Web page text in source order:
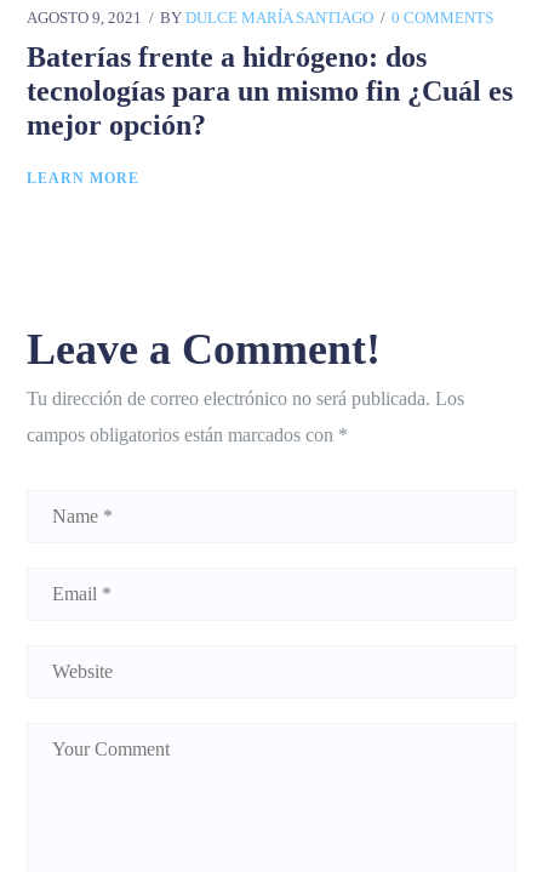
AGOSTO 9, 2021 BYDULCE MARÍA SANTIAGO 0 COMMENTS
Baterías frente a hidrógeno: dos
tecnologías para un mismo fin ¿Cuál es
mejor opción?
LEARN MORE
Leave a Comment!
Tu dirección de correo electrónico no será publicada. Los
campos obligatorios están marcados con *